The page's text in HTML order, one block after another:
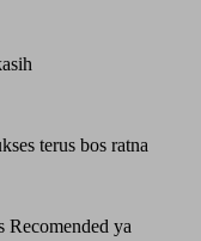
terus bos ratna
Recomended ya